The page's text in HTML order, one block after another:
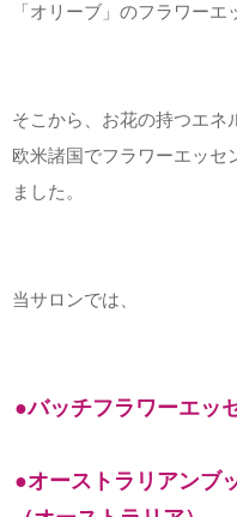
「オリーブ」のフラワーエ
そこから、お花の持つエネ
欧米諸国でフラワーエッセ
ました。
当サロンでは、
●バッチフラワーエッ
●オーストラリアンブ